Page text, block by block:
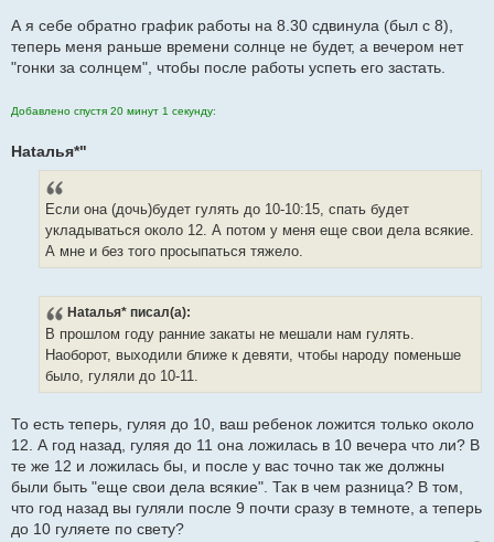
привычное время, до 22-30
Времени теперь хватает, сил прибавилось.
А я себе обратно график работы на 8.30 сдвинула (был с 8),
теперь меня раньше времени солнце не будет, а вечером нет
"гонки за солнцем", чтобы после работы успеть его застать.
Добавлено спустя 20 минут 1 секунду:
Hataлья*"
Если она (дочь)будет гулять до 10-10:15, спать будет
укладываться около 12. А потом у меня еще свои дела всякие.
А мне и без того просыпаться тяжело.
Hataлья* писал(а):
В прошлом году ранние закаты не мешали нам гулять.
Наоборот, выходили ближе к девяти, чтобы народу поменьше
было, гуляли до 10-11.
То есть теперь, гуляя до 10, ваш ребенок ложится только около
12. А год назад, гуляя до 11 она ложилась в 10 вечера что ли? В
те же 12 и ложилась бы, и после у вас точно так же должны
были быть "еще свои дела всякие". Так в чем разница? В том,
что год назад вы гуляли после 9 почти сразу в темноте, а теперь
до 10 гуляете по свету?